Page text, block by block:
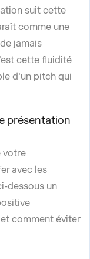
suit cette
comme une
jamais
cette fluidité
d'un pitch qui
présentation
votre
avec les
dessous un
comment éviter